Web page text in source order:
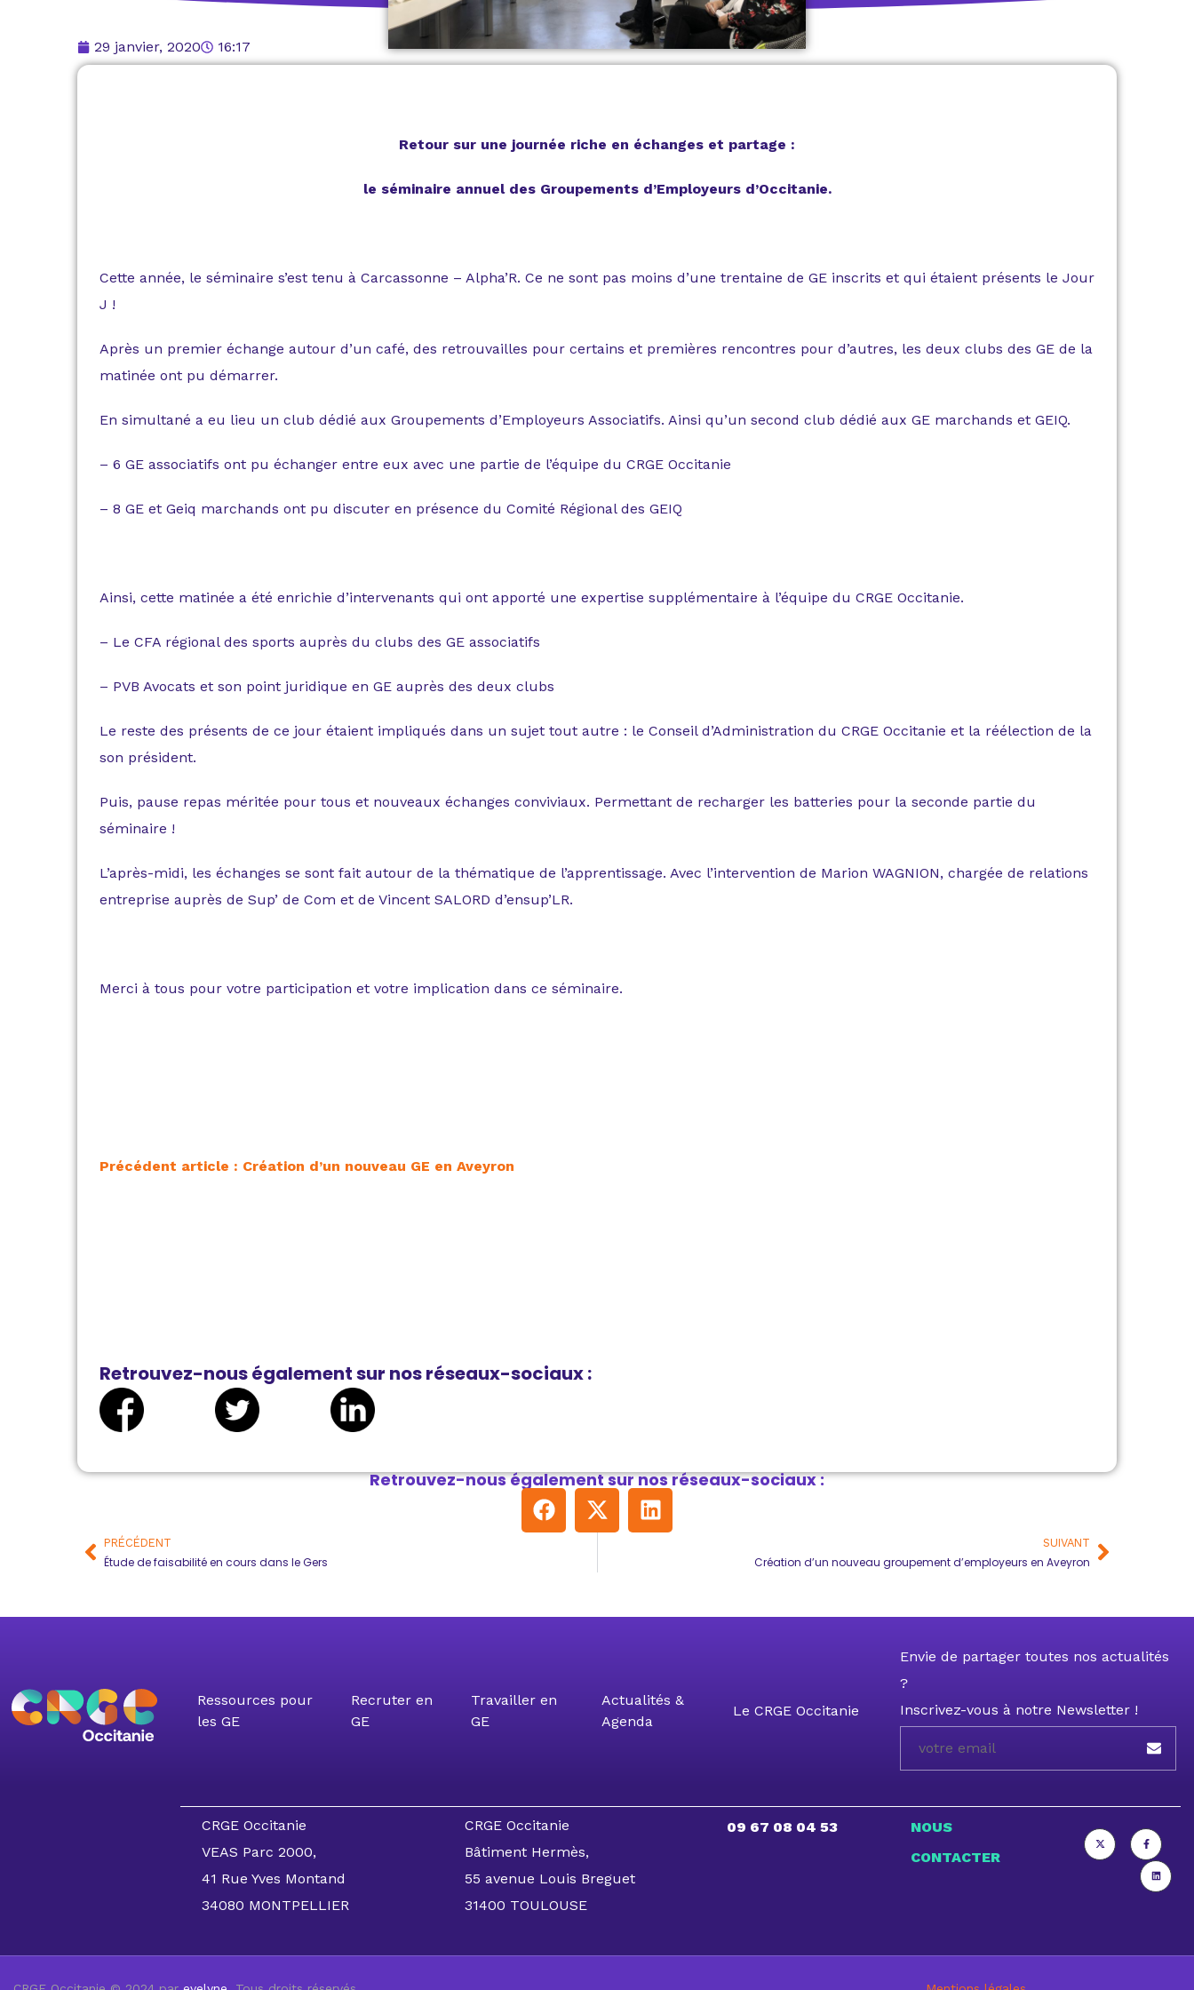
29 janvier, 2020 16:17
Retour sur une journée riche en échanges et partage :
le séminaire annuel des Groupements d’Employeurs d’Occitanie.
Cette année, le séminaire s’est tenu à Carcassonne – Alpha’R. Ce ne sont pas moins d’une trentaine de GE inscrits et qui étaient présents le Jour
J !
Après un premier échange autour d’un café, des retrouvailles pour certains et premières rencontres pour d’autres, les deux clubs des GE de la
matinée ont pu démarrer.
En simultané a eu lieu un club dédié aux Groupements d’Employeurs Associatifs. Ainsi qu’un second club dédié aux GE marchands et GEIQ.
– 6 GE associatifs ont pu échanger entre eux avec une partie de l’équipe du CRGE Occitanie
– 8 GE et Geiq marchands ont pu discuter en présence du Comité Régional des GEIQ
Ainsi, cette matinée a été enrichie d’intervenants qui ont apporté une expertise supplémentaire à l’équipe du CRGE Occitanie.
– Le CFA régional des sports auprès du clubs des GE associatifs
– PVB Avocats et son point juridique en GE auprès des deux clubs
Le reste des présents de ce jour étaient impliqués dans un sujet tout autre : le Conseil d’Administration du CRGE Occitanie et la réélection de la
son président.
Puis, pause repas méritée pour tous et nouveaux échanges conviviaux. Permettant de recharger les batteries pour la seconde partie du
séminaire !
L’après-midi, les échanges se sont fait autour de la thématique de l’apprentissage. Avec l’intervention de Marion WAGNION, chargée de relations
entreprise auprès de Sup’ de Com et de Vincent SALORD d’ensup’LR.
Merci à tous pour votre participation et votre implication dans ce séminaire.
Précédent article : Création d’un nouveau GE en Aveyron
Retrouvez-nous également sur nos réseaux-sociaux :
Retrouvez-nous également sur nos réseaux-sociaux :
PRÉCÉDENT
Étude de faisabilité en cours dans le Gers
SUIVANT
Création d’un nouveau groupement d’employeurs en Aveyron
Ressources pour
les GE
Recruter en
GE
Travailler en
GE
Actualités &
Agenda
Le CRGE Occitanie
Envie de partager toutes nos actualités
?
Inscrivez-vous à notre Newsletter !
CRGE Occitanie
VEAS Parc 2000,
41 Rue Yves Montand
34080 MONTPELLIER
CRGE Occitanie
Bâtiment Hermès,
55 avenue Louis Breguet
31400 TOULOUSE
09 67 08 04 53
NOUS
CONTACTER